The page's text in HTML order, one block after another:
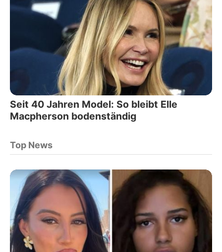
Seit 40 Jahren Model: So bleibt Elle
Macpherson bodenständig
Top News